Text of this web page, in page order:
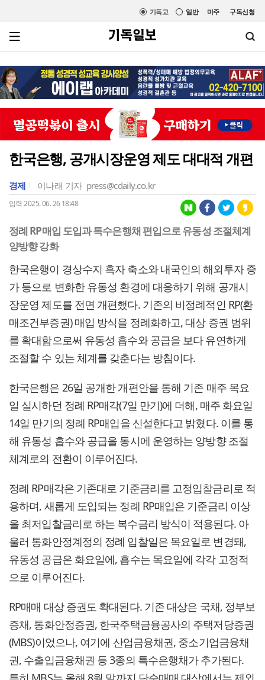
미주 구독신청
일반
기독교
한국은행, 공개시장운영 제도 대대적 개편
경제 이나래 기자 press@cdaily.co.kr
입력 2025. 06. 26 18:48
정례 RP매입 도입과 특수은행채 편입으로 유동성 조절체계
양방향 강화
한국은행이 경상수지 흑자 축소와 내국인의 해외투자 증
가 등으로 변화한 유동성 환경에 대응하기 위해 공개시
장운영 제도를 전면 개편했다. 기존의 비정례적인 RP(환
매조건부증권) 매입 방식을 정례화하고, 대상 증권 범위
를 확대함으로써 유동성 흡수와 공급을 보다 유연하게
조절할 수 있는 체계를 갖춘다는 방침이다.
한국은행은 26일 공개한 개편안을 통해 기존 매주 목요
일 실시하던 정례 RP매각(7일 만기)에 더해, 매주 화요일
14일 만기의 정례 RP매입을 신설한다고 밝혔다. 이를 통
해 유동성 흡수와 공급을 동시에 운영하는 양방향 조절
체계로의 전환이 이루어진다.
정례 RP매각은 기존대로 기준금리를 고정입찰금리로 적
용하며, 새롭게 도입되는 정례 RP매입은 기준금리 이상
을 최저입찰금리로 하는 복수금리 방식이 적용된다. 아
울러 통화안정계정의 정례 입찰일은 목요일로 변경돼,
유동성 공급은 화요일에, 흡수는 목요일에 각각 고정적
으로 이루어진다.
RP매매 대상 증권도 확대된다. 기존 대상은 국채, 정부보
증채, 통화안정증권, 한국주택금융공사의 주택저당증권
(MBS)이었으나, 여기에 산업금융채권, 중소기업금융채
권, 수출입금융채권 등 3종의 특수은행채가 추가된다.